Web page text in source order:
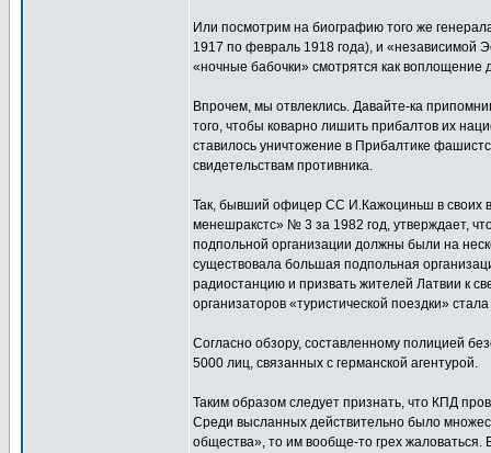
Или посмотрим на биографию того же
1917 по февраль 1918 года), и «независимой
«ночные бабочки» смотрятся как воплощение
Впрочем, мы отвлеклись. Давайте-ка
того, чтобы коварно лишить прибалтов их
ставилось уничтожение в Прибалтике
свидетельствам противника.
Так, бывший офицер СС И.Кажоциньш в своих
менешракстс» № 3 за 1982 год, утверждает,
подпольной организации должны были на
существовала большая подпольная
радиостанцию и призвать жителей Латвии к
организаторов «туристической поездки»
Согласно обзору, составленному полицией
5000 лиц, связанных с германской агентурой.
Таким образом следует признать, что КПД
Среди высланных действительно было
общества», то им вообще-то грех жаловаться.